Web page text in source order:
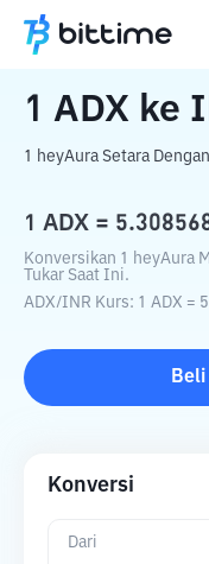
Beranda Konverter
1 ADX ke
1 heyAura Setara
1 ADX =
Konversikan 1 heyAura
Tukar Saat Ini.
ADX/INR Kurs: 1 ADX =
Beli
Konversi
Dari